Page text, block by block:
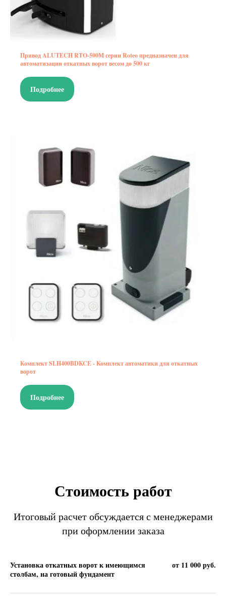
Привод ALUTECH RTO-500М серии Roteo предназначен для
автоматизации откатных ворот весом до 500 кг
Подробнее
Комплект SLH400BDKCE - Комплект автоматики для откатных
ворот
Подробнее
Стоимость работ
Итоговый расчет обсуждается с менеджерами
при оформлении заказа
Установка откатных ворот к имеющимся
столбам, на готовый фундамент
от 11 000 руб.